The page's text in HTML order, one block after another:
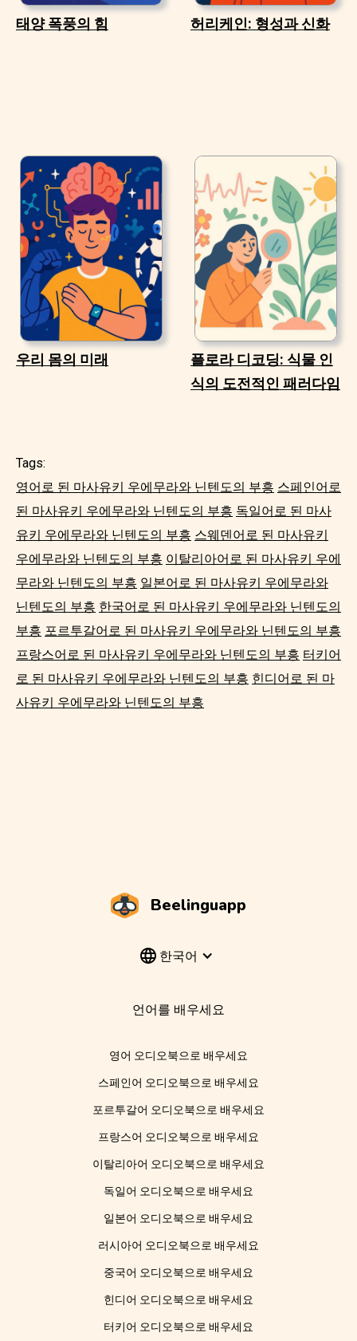
태양 폭풍의 힘 허리케인: 형성과 신화
우리 몸의 미래
플로라 디코딩: 식물 인
식의 도전적인 패러다임
Tags:
영어로 된 마사유키 우에무라와 닌텐도의 부흥 스페인어로
된 마사유키 우에무라와 닌텐도의 부흥 독일어로 된 마사
유키 우에무라와 닌텐도의 부흥 스웨덴어로 된 마사유키
우에무라와 닌텐도의 부흥 이탈리아어로 된 마사유키 우에
무라와 닌텐도의 부흥 일본어로 된 마사유키 우에무라와
닌텐도의 부흥 한국어로 된 마사유키 우에무라와 닌텐도의
부흥 포르투갈어로 된 마사유키 우에무라와 닌텐도의 부흥
프랑스어로 된 마사유키 우에무라와 닌텐도의 부흥 터키어
로 된 마사유키 우에무라와 닌텐도의 부흥 힌디어로 된 마
사유키 우에무라와 닌텐도의 부흥
Beelinguapp
한국어
언어를 배우세요
영어 오디오북으로 배우세요
스페인어 오디오북으로 배우세요
포르투갈어 오디오북으로 배우세요
프랑스어 오디오북으로 배우세요
이탈리아어 오디오북으로 배우세요
독일어 오디오북으로 배우세요
일본어 오디오북으로 배우세요
러시아어 오디오북으로 배우세요
중국어 오디오북으로 배우세요
힌디어 오디오북으로 배우세요
터키어 오디오북으로 배우세요